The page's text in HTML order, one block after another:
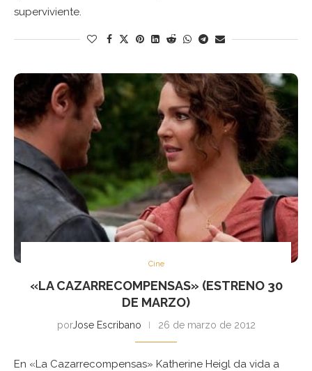
superviviente.
Cine
«LA CAZARRECOMPENSAS» (ESTRENO 30
DE MARZO)
porJose Escribano 26 de marzo de 2012
En «La Cazarrecompensas» Katherine Heigl da vida a